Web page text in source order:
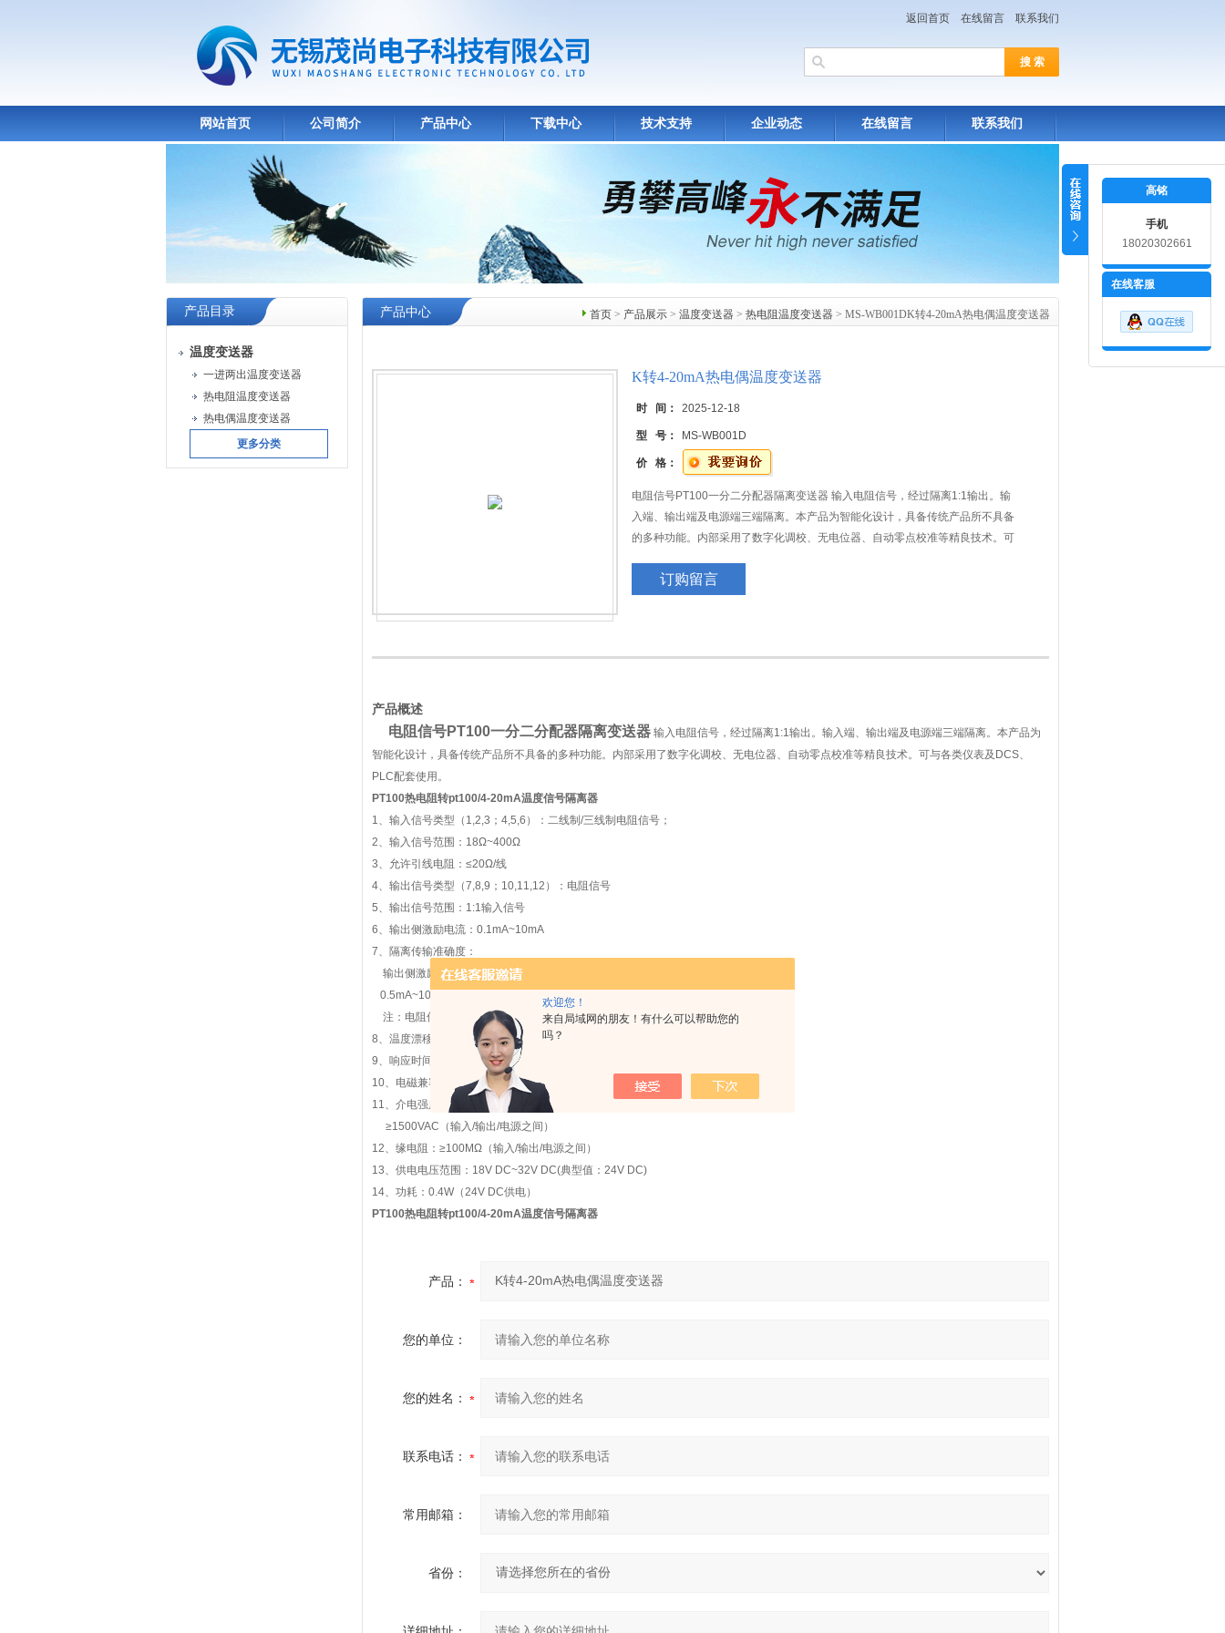
欢迎您！
来自局域网的朋友！有什么可以帮助您的
吗？
返回首页 在线留言 联系我们
网站首页 公司简介 产品中心 下载中心 技术支持 企业动态 在线留言 联系我们
产品目录
温度变送器
一进两出温度变送器
热电阻温度变送器
热电偶温度变送器
更多分类
首页 > 产品展示 > 温度变送器 > 热电阻温度变送器 > MS-WB001DK转4-20mA热电偶温度变送器
产品中心
K转4-20mA热电偶温度变送器
时 间： 2025-12-18
型 号： MS-WB001D
价 格：
电阻信号PT100一分二分配器隔离变送器 输入电阻信号，经过隔离1:1输出。输
入端、输出端及电源端三端隔离。本产品为智能化设计，具备传统产品所不具备
的多种功能。内部采用了数字化调校、无电位器、自动零点校准等精良技术。可
订购留言
产品概述
电阻信号PT100一分二分配器隔离变送器 输入电阻信号，经过隔离1:1输出。输入端、输出端及电源端三端隔离。本产品为
智能化设计，具备传统产品所不具备的多种功能。内部采用了数字化调校、无电位器、自动零点校准等精良技术。可与各类仪表及DCS、
PLC配套使用。
PT100热电阻转pt100/4-20mA温度信号隔离器
1、输入信号类型（1,2,3；4,5,6）：二线制/三线制电阻信号；
2、输入信号范围：18Ω~400Ω
3、允许引线电阻：≤20Ω/线
4、输出信号类型（7,8,9；10,11,12）：电阻信号
5、输出信号范围：1:1输入信号
6、输出侧激励电流：0.1mA~10mA
7、隔离传输准确度：
输出侧激励电流 准确度
0.5mA~10mA ±0.1%F.S或＜0.2Ω（取值）
注：电阻传输精度随激励电流减小而下降
8、温度漂移：40ppm/℃
9、响应时间：≤0.5S
10、电磁兼容：EMC符合IEC 61326-3-1
11、介电强度（漏电流1mA,测试时间1分钟）：
≥1500VAC（输入/输出/电源之间）
12、缘电阻：≥100MΩ（输入/输出/电源之间）
13、供电电压范围：18V DC~32V DC(典型值：24V DC)
14、功耗：0.4W（24V DC供电）
PT100热电阻转pt100/4-20mA温度信号隔离器
产品：
您的单位：
您的姓名：
联系电话：
常用邮箱：
省份：
高铭
手机
18020302661
在线客服